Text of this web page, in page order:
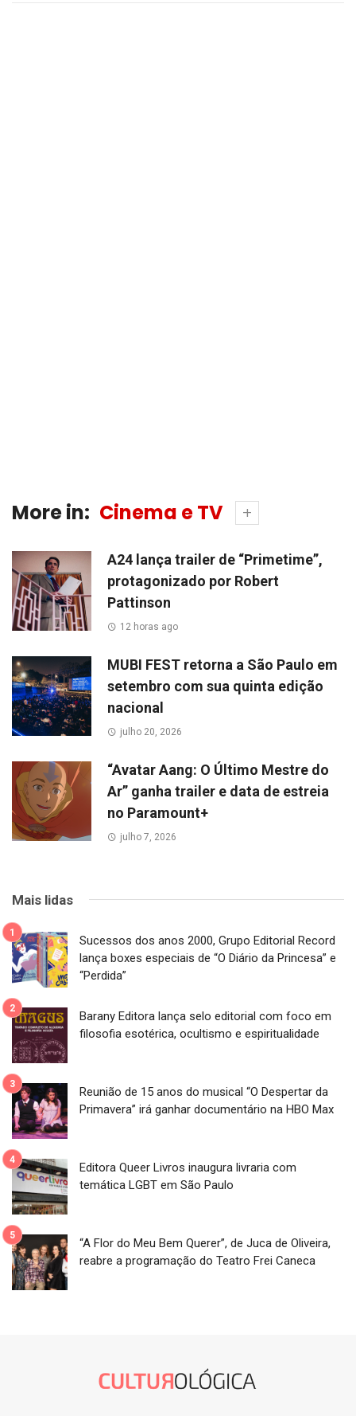
More in: Cinema e TV
A24 lança trailer de “Primetime”,
protagonizado por Robert
Pattinson
12 horas ago
MUBI FEST retorna a São Paulo em
setembro com sua quinta edição
nacional
julho 20, 2026
“Avatar Aang: O Último Mestre do
Ar” ganha trailer e data de estreia
no Paramount+
julho 7, 2026
Mais lidas
Sucessos dos anos 2000, Grupo Editorial Record
lança boxes especiais de “O Diário da Princesa” e
“Perdida”
Barany Editora lança selo editorial com foco em
filosofia esotérica, ocultismo e espiritualidade
Reunião de 15 anos do musical “O Despertar da
Primavera” irá ganhar documentário na HBO Max
Editora Queer Livros inaugura livraria com
temática LGBT em São Paulo
“A Flor do Meu Bem Querer”, de Juca de Oliveira,
reabre a programação do Teatro Frei Caneca